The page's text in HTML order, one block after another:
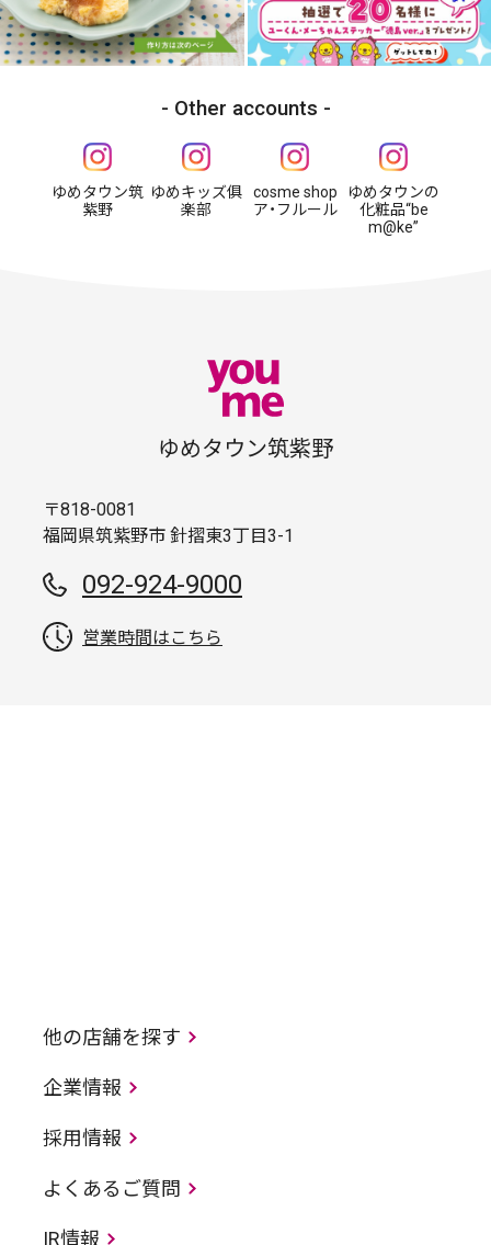
Other accounts
ゆめタウン筑
紫野
ゆめキッズ俱
楽部
cosme shop
ア・フルール
ゆめタウンの
化粧品“be
m@ke”
ゆめタウン筑紫野
〒818-0081
福岡県筑紫野市 針摺東3丁目3-1
092-924-9000
営業時間はこちら
他の店舗を探す
企業情報
採用情報
よくあるご質問
IR情報